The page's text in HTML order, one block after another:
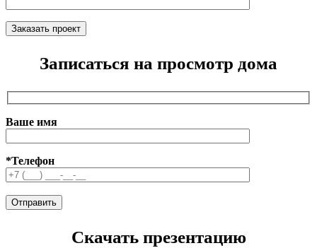
Записаться на просмотр дома
Ваше имя
*Телефон
Скачать презентацию